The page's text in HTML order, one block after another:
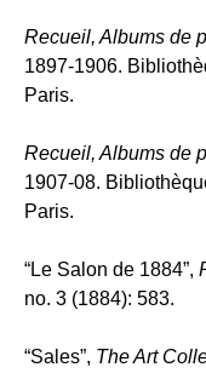
Recueil, Albums de
1897-1906.
Paris.
Recueil, Albums de
1907-08.
Paris.
“Le Salon de 1884”,
no. 3 (1884): 583.
“Sales”, The Art